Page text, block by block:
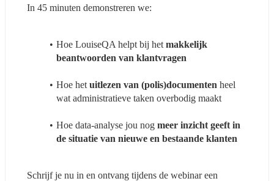
In 45 minuten demonstreren we:
Hoe LouiseQA helpt bij het makkelijk
beantwoorden van klantvragen
Hoe het uitlezen van (polis)documenten heel
wat administratieve taken overbodig maakt
Hoe data-analyse jou nog meer inzicht geeft in
de situatie van nieuwe en bestaande klanten